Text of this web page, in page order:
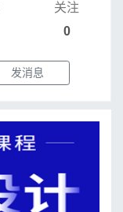
关注
0
发消息